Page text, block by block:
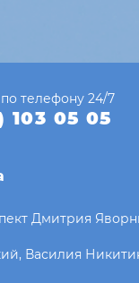
телефону 24/7
103 05 05
Дмитрия
Василия